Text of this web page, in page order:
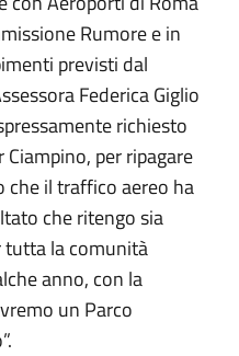
Rumore e in
previsti dal
Federica Giglio
richiesto
Ciampino, per ripagare
che il traffico aereo ha
che ritengo sia
tutta la comunità
anno, con la
un Parco